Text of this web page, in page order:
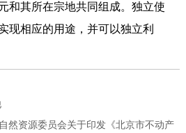
机构职能 政策服务
专题公开
和其所在宗地共同组成。独立使
现相应的用途，并可以独立利
然资源委员会关于印发《北京市不动产